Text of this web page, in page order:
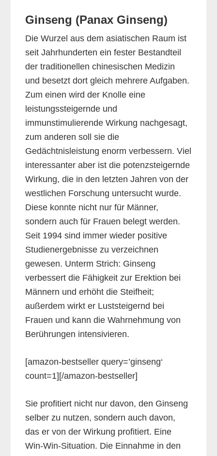
Ginseng (Panax Ginseng)
Die Wurzel aus dem asiatischen Raum ist
seit Jahrhunderten ein fester Bestandteil
der traditionellen chinesischen Medizin
und besetzt dort gleich mehrere Aufgaben.
Zum einen wird der Knolle eine
leistungssteigernde und
immunstimulierende Wirkung nachgesagt,
zum anderen soll sie die
Gedächtnisleistung enorm verbessern. Viel
interessanter aber ist die potenzsteigernde
Wirkung, die in den letzten Jahren von der
westlichen Forschung untersucht wurde.
Diese konnte nicht nur für Männer,
sondern auch für Frauen belegt werden.
Seit 1994 sind immer wieder positive
Studienergebnisse zu verzeichnen
gewesen. Unterm Strich: Ginseng
verbessert die Fähigkeit zur Erektion bei
Männern und erhöht die Steifheit;
außerdem wirkt er Luststeigernd bei
Frauen und kann die Wahrnehmung von
Berührungen intensivieren.
[amazon-bestseller query=’ginseng‘
count=1][/amazon-bestseller]
Sie profitiert nicht nur davon, den Ginseng
selber zu nutzen, sondern auch davon,
das er von der Wirkung profitiert. Eine
Win-Win-Situation. Die Einnahme in den